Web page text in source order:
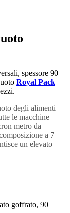
spessore 90
Royal Pack
degli alimenti
le macchine
metro da
a 7
un elevato
goffrato, 90